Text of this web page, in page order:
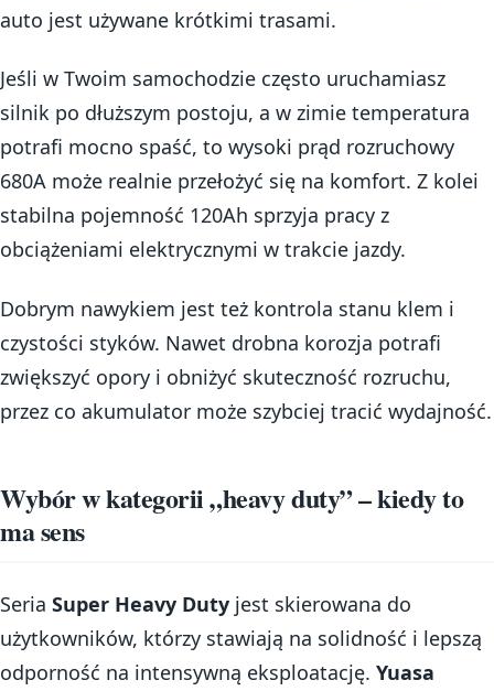
auto jest używane krótkimi trasami.
Jeśli w Twoim samochodzie często uruchamiasz
silnik po dłuższym postoju, a w zimie temperatura
potrafi mocno spaść, to wysoki prąd rozruchowy
680A może realnie przełożyć się na komfort. Z kolei
stabilna pojemność 120Ah sprzyja pracy z
obciążeniami elektrycznymi w trakcie jazdy.
Dobrym nawykiem jest też kontrola stanu klem i
czystości styków. Nawet drobna korozja potrafi
zwiększyć opory i obniżyć skuteczność rozruchu,
przez co akumulator może szybciej tracić wydajność.
Wybór w kategorii „heavy duty” – kiedy to
ma sens
Seria Super Heavy Duty jest skierowana do
użytkowników, którzy stawiają na solidność i lepszą
odporność na intensywną eksploatację. Yuasa